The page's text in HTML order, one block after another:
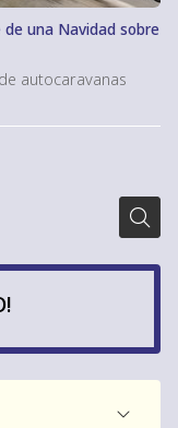
de una Navidad sobre
autocaravanas